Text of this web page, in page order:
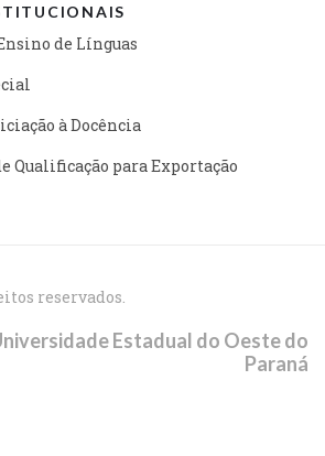
de Línguas
à Docência
Qualificação para Exportação
reservados.
Estadual do Oeste do
Paraná